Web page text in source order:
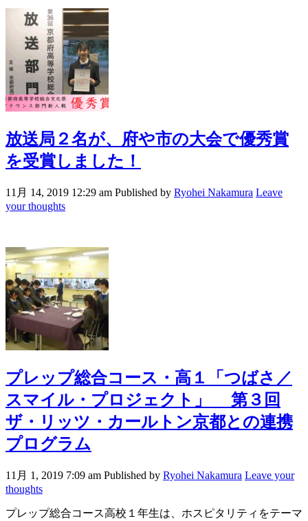
放送局２名が、府や市の大会で優秀賞
を受賞しました！
11月 14, 2019 12:29 am Published by Ryohei Nakamura Leave
your thoughts
プレップ総合コース・高１「つばさ／
スマイル・プロジェクト」 第３回
ザ・リッツ・カールトン京都との連携
プログラム
11月 1, 2019 7:09 am Published by Ryohei Nakamura Leave your
thoughts
プレップ総合コース高校１年生は、ホスピタリティをテーマ